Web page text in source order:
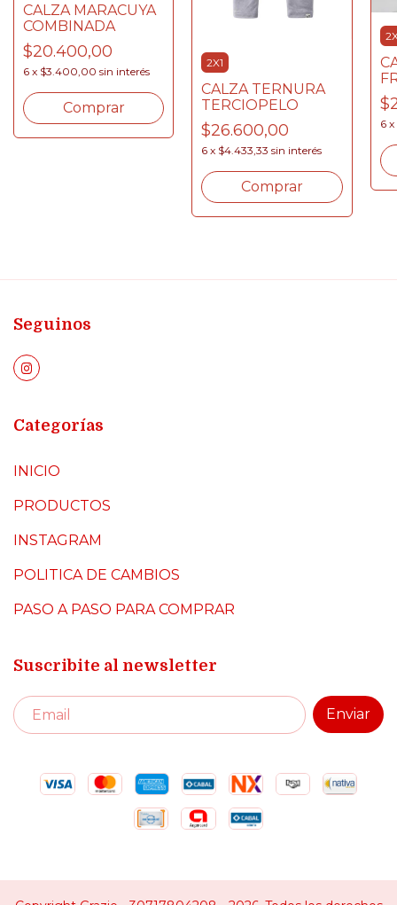
CALZA MARACUYA
COMBINADA
$20.400,00
6 x $3.400,00 sin interés
Comprar
2X1
CALZA TERNURA
TERCIOPELO
$26.600,00
6 x $4.433,33 sin interés
Comprar
6 x
Seguinos
Categorías
INICIO
PRODUCTOS
INSTAGRAM
POLITICA DE CAMBIOS
PASO A PASO PARA COMPRAR
Suscribite al newsletter